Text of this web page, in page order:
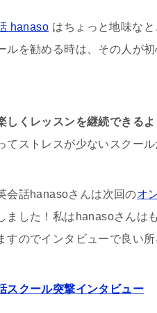
hanaso はちょっと地味な
ルを勧める時は、その人が
しくレッスンを継続できる
てストレスが少ないスクール
会話hanasoさんは次回のオ
ました！私はhanasoさんは
すのでインタビューで良い
スクール突撃インタビュー